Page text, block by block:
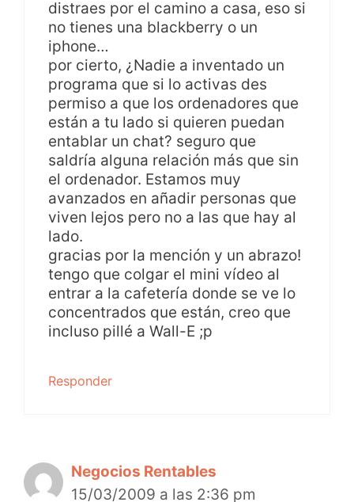
distraes por el camino a casa, eso si
no tienes una blackberry o un
iphone…
por cierto, ¿Nadie a inventado un
programa que si lo activas des
permiso a que los ordenadores que
están a tu lado si quieren puedan
entablar un chat? seguro que
saldría alguna relación más que sin
el ordenador. Estamos muy
avanzados en añadir personas que
viven lejos pero no a las que hay al
lado.
gracias por la mención y un abrazo!
tengo que colgar el mini vídeo al
entrar a la cafetería donde se ve lo
concentrados que están, creo que
incluso pillé a Wall-E ;p
Responder
Negocios Rentables
15/03/2009 a las 2:36 pm